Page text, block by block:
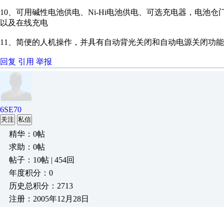
10、可用碱性电池供电、Ni-Hi电池供电、可选充电器，电池
以及在线充电
11、简便的人机操作，并具有自动背光关闭和自动电源关闭功
回复 引用 举报
6SE70
关注 私信
精华：0帖
求助：0帖
帖子：10帖 | 454回
年度积分：0
历史总积分：2713
注册：2005年12月28日